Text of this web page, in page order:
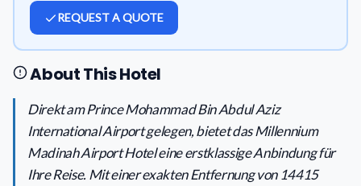
REQUEST A QUOTE
About This Hotel
Direkt am Prince Mohammad Bin Abdul Aziz
International Airport gelegen, bietet das Millennium
Madinah Airport Hotel eine erstklassige Anbindung für
Ihre Reise. Mit einer exakten Entfernung von 14415